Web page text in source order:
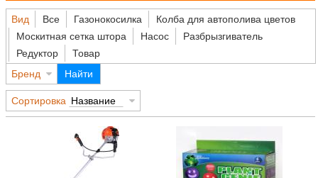
Вид Все Газонокосилка
Колба для автополива цветов
Москитная сетка штора
Насос
Разбрызгиватель
Редуктор
Товар
Бренд
Найти
Сортировка Название